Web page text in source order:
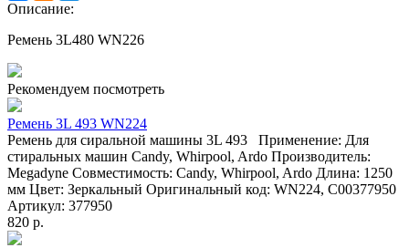
Описание:
Ремень 3L480 WN226
Рекомендуем посмотреть
Ремень 3L 493 WN224
Ремень для сиральной машины 3L 493 Применение: Для
стиральных машин Candy, Whirpool, Ardo Производитель:
Megadyne Совместимость: Candy, Whirpool, Ardo Длина: 1250
мм Цвет: Зеркальный Оригинальный код: WN224, С00377950
Артикул: 377950
820 р.